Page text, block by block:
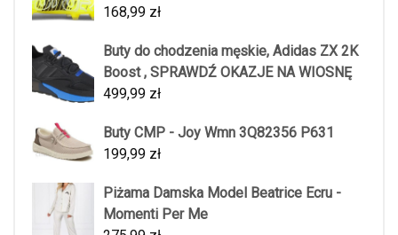
168,99 zł
Buty do chodzenia męskie, Adidas ZX 2K
Boost , SPRAWDŹ OKAZJE NA WIOSNĘ
499,99 zł
Buty CMP - Joy Wmn 3Q82356 P631
199,99 zł
Piżama Damska Model Beatrice Ecru -
Momenti Per Me